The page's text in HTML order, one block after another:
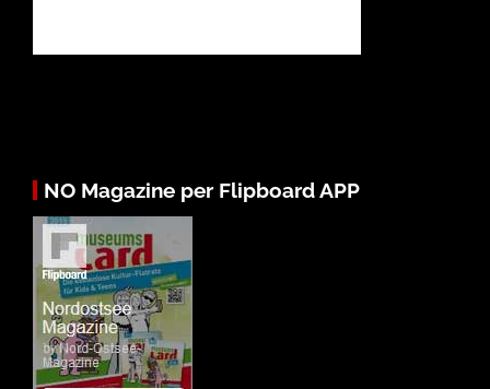
NO Magazine per Flipboard APP